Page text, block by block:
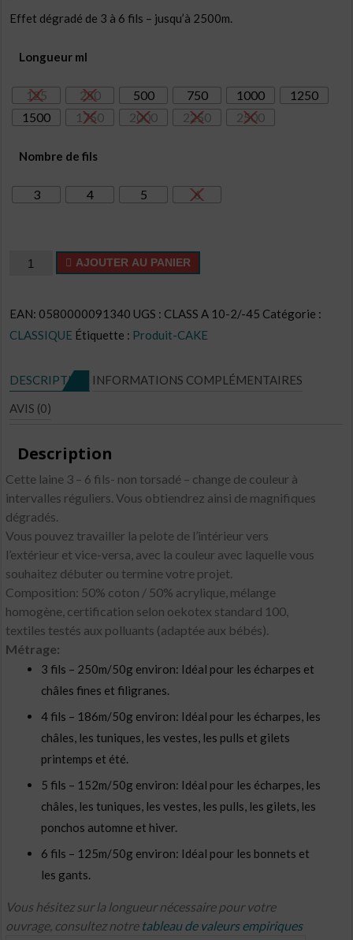
de
6,50€
26,10€
Effet dégradé de 3 à 6 fils – jusqu’à 2500m.
Longueur ml
125 250 500 750 1000
1250
1500
1750 2000 2250 2500
Nombre de fils
3 4 5 6
quantité
AJOUTER AU PANIER
EAN: 0580000091340 UGS : CLASS A 10-2/-45 Catégorie :
CLASSIQUE Étiquette : Produit-CAKE
DESCRIPTION
INFORMATIONS COMPLÉMENTAIRES
AVIS (0)
Description
Cette laine 3 – 6 fils- non torsadé – change de couleur à
intervalles réguliers. Vous obtiendrez ainsi de magnifiques
dégradés.
Vous pouvez travailler la pelote de l’intérieur vers
l’extérieur et vice-versa, avec la couleur avec laquelle vous
souhaitez débuter ou termine votre projet.
Composition: 50% coton / 50% acrylique, mélange
homogène, certification selon oekotex standard 100,
textiles testés aux polluants (adaptée aux bébés).
Métrage:
3 fils – 250m/50g environ: Idéal pour les écharpes et
châles fines et filigranes.
4 fils – 186m/50g environ: Idéal pour les écharpes, les
châles, les tuniques, les vestes, les pulls et gilets
printemps et été.
5 fils – 152m/50g environ: Idéal pour les écharpes, les
châles, les tuniques, les vestes, les pulls, les gilets, les
ponchos automne et hiver.
6 fils – 125m/50g environ: Idéal pour les bonnets et
les gants.
Vous hésitez sur la longueur nécessaire pour votre
ouvrage, consultez notre tableau de valeurs empiriques